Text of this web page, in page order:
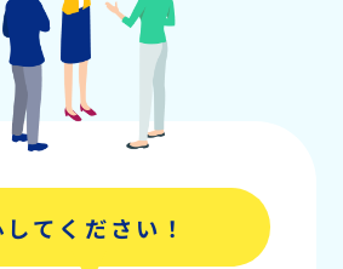
てください！